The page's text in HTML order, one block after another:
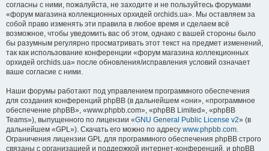
согласны с ними, пожалуйста, не заходите и не пользуйтесь форумами
«форум магазина коллекционных орхидей orchids.ua». Мы оставляем за
собой право изменять эти правила в любое время и сделаем всё
возможное, чтобы уведомить вас об этом, однако с вашей стороны было
бы разумным регулярно просматривать этот текст на предмет изменений,
так как использование конференции «форум магазина коллекционных
орхидей orchids.ua» после обновления/исправления условий означает
ваше согласие с ними.
Наши форумы работают под управлением программного обеспечения
для создания конференций phpBB (в дальнейшем «они», «программное
обеспечение phpBB», «www.phpbb.com», «phpBB Limited», «phpBB
Teams»), выпущенного по лицензии «GNU General Public License v2» (в
дальнейшем «GPL»). Скачать его можно по адресу www.phpbb.com.
Ограничения лицензии GPL для программного обеспечения phpBB строго
связаны с организацией и поддержкой интернет-конференций, и phpBB